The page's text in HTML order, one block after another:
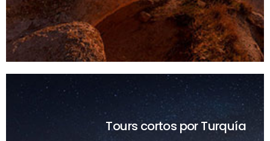
Tours cortos por Turquía